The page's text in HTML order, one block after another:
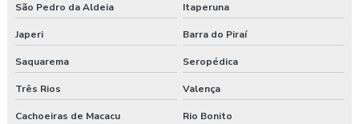
Consultoria segurança do trabalho curitiba
Consultoria segurança do trabalho guarapuava
Consultoria e segurança no trabalho
São Pedro da Aldeia Itaperuna
Japeri Barra do Piraí
Saquarema Seropédica
Três Rios Valença
Cachoeiras de Macacu Rio Bonito